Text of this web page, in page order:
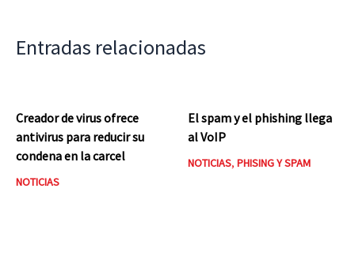
Entradas relacionadas
Creador de virus ofrece
antivirus para reducir su
condena en la carcel
NOTICIAS
El spam y el phishing llega
al VoIP
NOTICIAS, PHISING Y SPAM